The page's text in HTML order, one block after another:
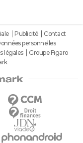
Publicité
Contact
personnelles
légales
Groupe Figaro